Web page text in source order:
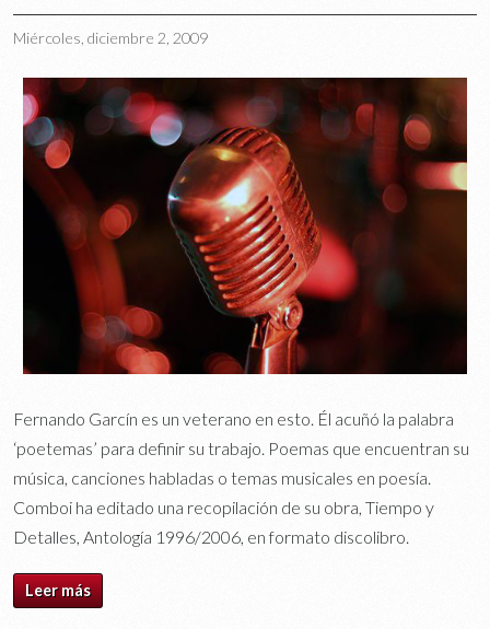
Miércoles, diciembre 2, 2009
Fernando Garcín es un veterano en esto. Él acuñó la palabra
‘poetemas’ para definir su trabajo. Poemas que encuentran su
música, canciones habladas o temas musicales en poesía.
Comboi ha editado una recopilación de su obra, Tiempo y
Detalles, Antología 1996/2006, en formato discolibro.
Leer más